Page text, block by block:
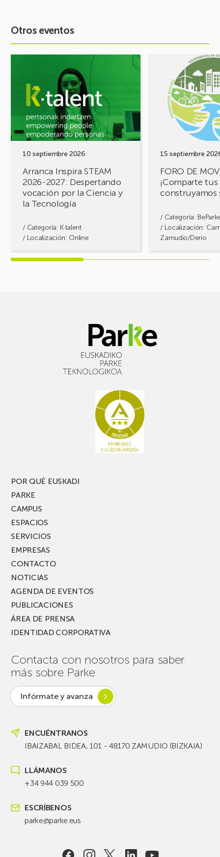
Otros eventos
10 septiembre 2026
Arranca Inspira STEAM
2026-2027: Despertando
vocación por la Ciencia y
la Tecnología
/ Categoría: K·talent
/ Localización: Online
STEAM
2027:
Despertando
vocación
Ciencia
Tecnología
15 septiembre
FORO DE
¡Comparte
construyamos
/ Categoría:
/ Localización:
Zamudio/Derio
MOVILIDAD
¡Comparte
soluciones!
POR QUÉ EUSKADI
PARKE
CAMPUS
ESPACIOS
SERVICIOS
EMPRESAS
CONTACTO
NOTICIAS
AGENDA DE EVENTOS
PUBLICACIONES
ÁREA DE PRENSA
IDENTIDAD CORPORATIVA
Contacta con nosotros para saber
más sobre Parke
Infórmate y avanza
ENCUÉNTRANOS
IBAIZABAL BIDEA, 101 - 48170 ZAMUDIO (BIZKAIA)
LLÁMANOS
+34 944 039 500
ESCRÍBENOS
parke@parke.eus